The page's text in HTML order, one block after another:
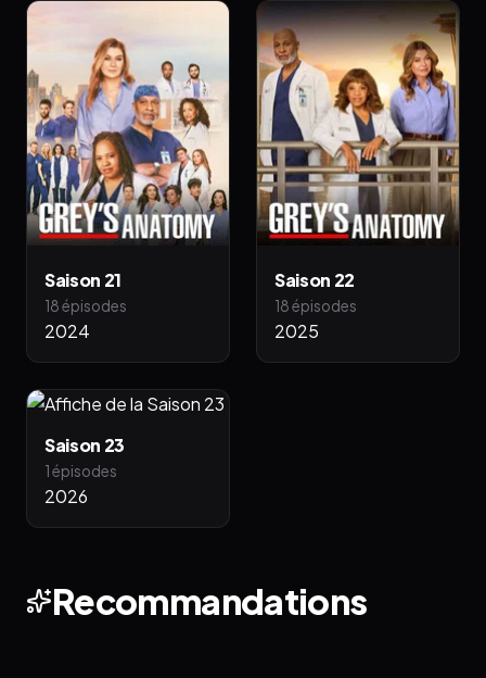
Saison 21
18 épisodes
2024
Saison 22
18 épisodes
2025
Saison 23
1 épisodes
2026
Recommandations